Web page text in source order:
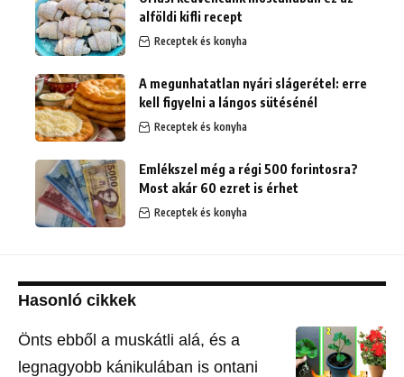
alföldi kifli recept
Receptek és konyha
A megunhatatlan nyári slágerétel: erre
kell figyelni a lángos sütésénél
Receptek és konyha
Emlékszel még a régi 500 forintosra?
Most akár 60 ezret is érhet
Receptek és konyha
Hasonló cikkek
Önts ebből a muskátli alá, és a
legnagyobb kánikulában is ontani